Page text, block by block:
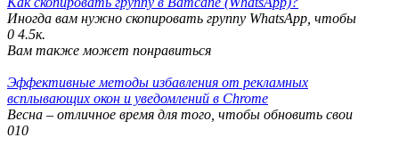
Иногда вам нужно скопировать группу WhatsApp, чтобы
0 4.5к.
Вам также может понравиться
Эффективные методы избавления от рекламных
всплывающих окон и уведомлений в Chrome
Весна – отличное время для того, чтобы обновить свои
010